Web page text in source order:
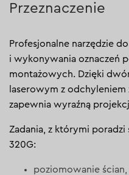
Przeznaczenie
Profesjonalne narzędzie
i wykonywania oznaczeń
montażowych. Dzięki
laserowym z
zapewnia wyraźną
Zadania, z którymi
320G:
poziomowanie